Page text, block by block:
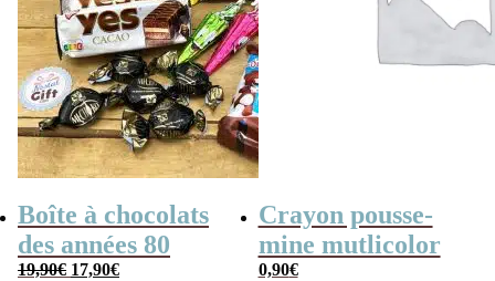
Boîte à chocolats
des années 80
19,90€ Le
17,90€Le
Crayon pousse-
mine mutlicolor
0,90€